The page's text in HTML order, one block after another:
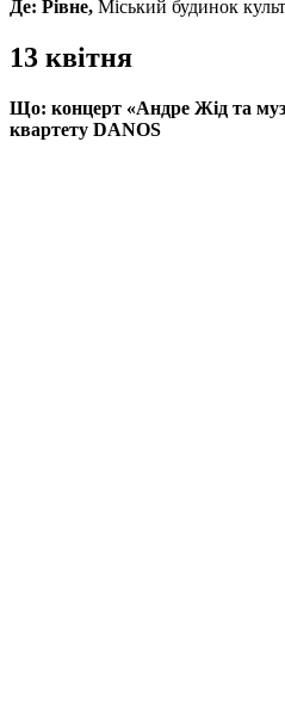
Де: Рівне, Міський будинок
13 квітня
Що: концерт «Андре Жід та
квартету DANOS